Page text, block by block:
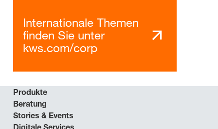
Internationale Themen
finden Sie unter
kws.com/corp
Produkte
Beratung
Stories & Events